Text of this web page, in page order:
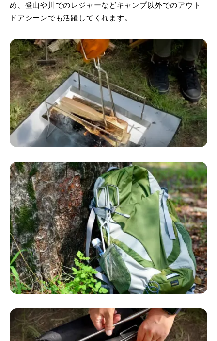
め、登山や川でのレジャーなどキャンプ以外でのアウト
ドアシーンでも活躍してくれます。